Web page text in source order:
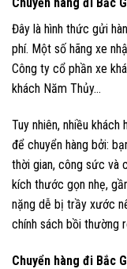
Chuyển hàng đi Bắc
Đây là hình thức gửi
phí. Một số hãng xe
Công ty cổ phần xe
khách Năm Thủy…
Tuy nhiên, nhiều
để chuyển hàng bởi:
thời gian, công sức và
kích thước gọn nhẹ,
nặng dễ bị trầy xước
chính sách bồi thường
Chuyển hàng đi Bắc